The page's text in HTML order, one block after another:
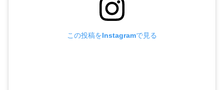
この投稿をInstagramで見る